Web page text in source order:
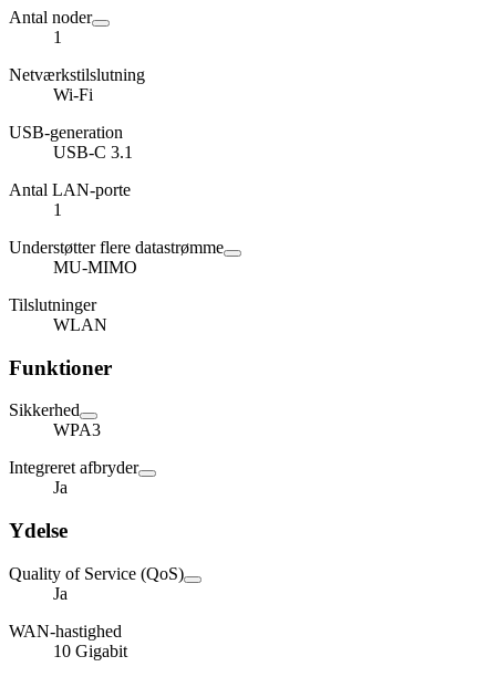
Antal noder
1
Netværkstilslutning
Wi-Fi
USB-generation
USB-C 3.1
Antal LAN-porte
1
Understøtter flere datastrømme
MU-MIMO
Tilslutninger
WLAN
Funktioner
Sikkerhed
WPA3
Integreret afbryder
Ja
Ydelse
Quality of Service (QoS)
Ja
WAN-hastighed
10 Gigabit